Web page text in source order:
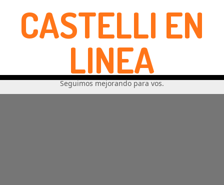
CASTELLI EN
LINEA
Seguimos mejorando para vos.